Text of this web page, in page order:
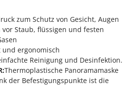
für Traktoren
Traktoren
für Traktoren
zum Schutz von Gesicht, Augen
Staub, flüssigen und festen
und ergonomisch
Reinigung und Desinfektion.
Thermoplastische Panoramamaske
der Befestigungspunkte ist die